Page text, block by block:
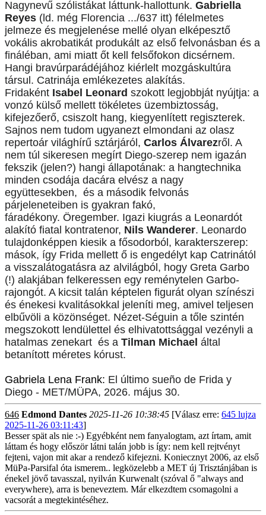
Nagynevű szólistákat láttunk-hallottunk. Gabriella
Reyes (ld. még Florencia .../637 itt) félelmetes
jelmeze és megjelenése mellé olyan elképesztő
vokális akrobatikát produkált az első felvonásban és a
fináléban, ami miatt őt kell felsőfokon dicsérnem.
Hangi bravúrparádéjához kiérlelt mozgáskultúra
társul. Catrinája emlékezetes alakítás.
Fridaként Isabel Leonard szokott legjobbját nyújtja: a
vonzó külső mellett tökéletes üzembiztosság,
kifejezőerő, csiszolt hang, kiegyenlített regiszterek.
Sajnos nem tudom ugyanezt elmondani az olasz
repertoár világhírű sztárjáról, Carlos Álvarezről. A
nem túl sikeresen megírt Diego-szerep nem igazán
fekszik (jelen?) hangi állapotának: a hangtechnika
minden csodája dacára elvész a nagy
együttesekben, és a második felvonás
párjeleneteiben is gyakran fakó,
fáradékony. Öregember. Igazi kiugrás a Leonardót
alakító fiatal kontratenor, Nils Wanderer. Leonardo
tulajdonképpen kiesik a fősodorból, karakterszerep:
mások, így Frida mellett ő is engedélyt kap Catrinától
a visszalátogatásra az alvilágból, hogy Greta Garbo
(!) alakjában felkeressen egy reménytelen Garbo-
rajongót. A kicsit talán képtelen figurát olyan színészi
és énekesi kvalitásokkal jeleníti meg, amivel teljesen
elbűvöli a közönséget. Nézet-Séguin a tőle szintén
megszokott lendülettel és elhivatottsággal vezényli a
hatalmas zenekart és a Tilman Michael által
betanított méretes kórust.
Gabriela Lena Frank: El último sueño de Frida y
Diego - MET/MÜPA, 2026. május 30.
646 Edmond Dantes 2025-11-26 10:38:45 [Válasz erre: 645 lujza
2025-11-26 03:11:43]
Besser spät als nie :-) Egyébként nem fanyalogtam, azt írtam, amit
láttam és hogy először látni talán jobb is így: nem kell rejtvényt
fejteni, vajon mit akar a rendező kifejezni. Koniecznyt 2006, az első
MüPa-Parsifal óta ismerem.. legközelebb a MET új Trisztánjában is
énekel jövő tavasszal, nyilván Kurwenalt (szóval ő "always and
everywhere), arra is beneveztem. Már elkezdtem csomagolni a
vacsorát a megtekintéséhez.